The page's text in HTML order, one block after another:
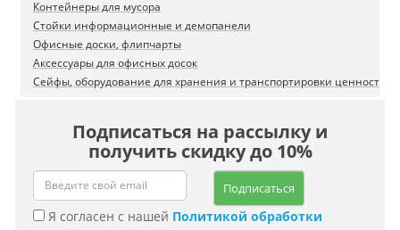
Контейнеры для мусора
Стойки информационные и демопанели
Офисные доски, флипчарты
Аксессуары для офисных досок
Сейфы, оборудование для хранения и транспортировки ценностей
Подписаться на рассылку и
получить скидку до 10%
Подписаться
Я согласен с нашей Политикой обработки